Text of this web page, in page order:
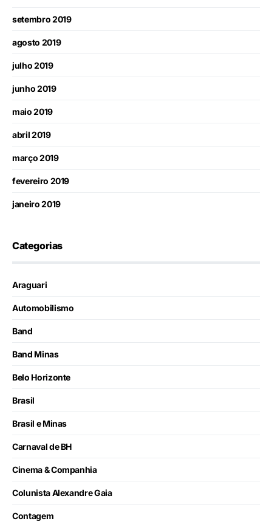
setembro 2019
agosto 2019
julho 2019
junho 2019
maio 2019
abril 2019
março 2019
fevereiro 2019
janeiro 2019
Categorias
Araguari
Automobilismo
Band
Band Minas
Belo Horizonte
Brasil
Brasil e Minas
Carnaval de BH
Cinema & Companhia
Colunista Alexandre Gaia
Contagem